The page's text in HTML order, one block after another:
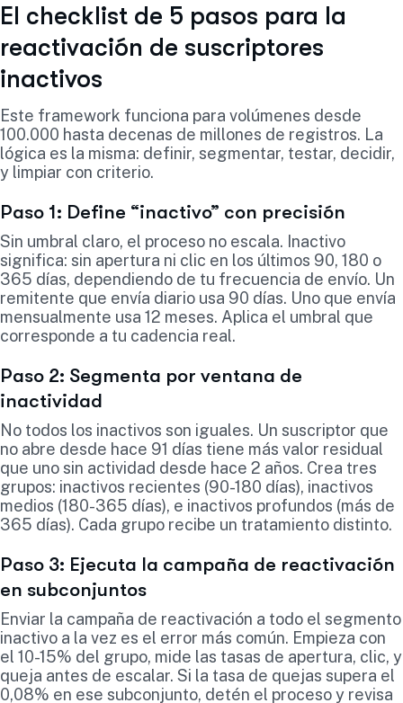
El checklist de 5 pasos para la
reactivación de suscriptores
inactivos
Este framework funciona para volúmenes desde
100.000 hasta decenas de millones de registros. La
lógica es la misma: definir, segmentar, testar, decidir,
y limpiar con criterio.
Paso 1: Define “inactivo” con precisión
Sin umbral claro, el proceso no escala. Inactivo
significa: sin apertura ni clic en los últimos 90, 180 o
365 días, dependiendo de tu frecuencia de envío. Un
remitente que envía diario usa 90 días. Uno que envía
mensualmente usa 12 meses. Aplica el umbral que
corresponde a tu cadencia real.
Paso 2: Segmenta por ventana de
inactividad
No todos los inactivos son iguales. Un suscriptor que
no abre desde hace 91 días tiene más valor residual
que uno sin actividad desde hace 2 años. Crea tres
grupos: inactivos recientes (90-180 días), inactivos
medios (180-365 días), e inactivos profundos (más de
365 días). Cada grupo recibe un tratamiento distinto.
Paso 3: Ejecuta la campaña de reactivación
en subconjuntos
Enviar la campaña de reactivación a todo el segmento
inactivo a la vez es el error más común. Empieza con
el 10-15% del grupo, mide las tasas de apertura, clic, y
queja antes de escalar. Si la tasa de quejas supera el
0,08% en ese subconjunto, detén el proceso y revisa